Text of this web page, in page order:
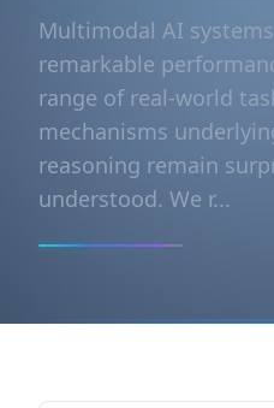
Multimodal AI
remarkable
range of real-world
mechanisms
reasoning remain
understood. We r...